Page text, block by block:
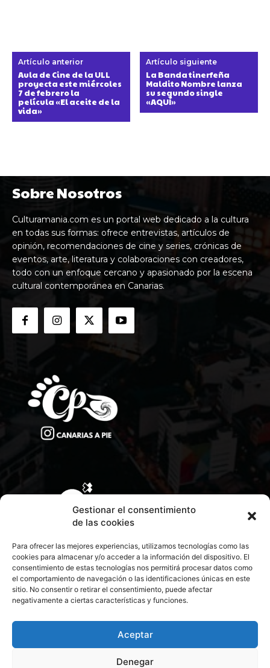
Gestionar el consentimiento
de las cookies
Para ofrecer las mejores experiencias, utilizamos tecnologías como las
cookies para almacenar y/o acceder a la información del dispositivo. El
consentimiento de estas tecnologías nos permitirá procesar datos como
el comportamiento de navegación o las identificaciones únicas en este
sitio. No consentir o retirar el consentimiento, puede afectar
negativamente a ciertas características y funciones.
Aceptar
Denegar
Artículo anterior
Aula de Cine de la ULL
proyecta este miércoles
7 de febrero la
película «El aceite de la
vida»
Artículo siguiente
La Banda tinerfeña
Maldito Nombre lanza
su segundo single
«AQUÍ»
Sobre Nosotros
Culturamania.com es un portal web dedicado a la cultura
en todas sus formas: ofrece entrevistas, artículos de
opinión, recomendaciones de cine y series, crónicas de
eventos, arte, literatura y colaboraciones con creadores,
todo con un enfoque cercano y apasionado por la escena
cultural contemporánea en Canarias.
CONTACTA CON NOSOTROS